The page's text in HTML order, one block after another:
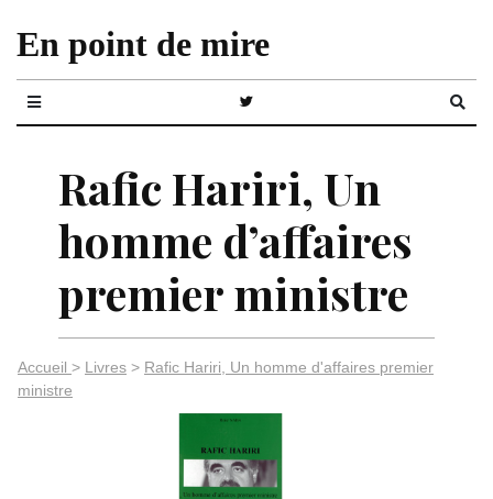
En point de mire
Rafic Hariri, Un
homme d’affaires
premier ministre
Accueil > Livres > Rafic Hariri, Un homme d'affaires premier
ministre